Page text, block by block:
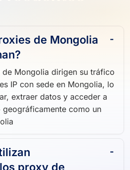
de Mongolia
Mongolia dirigen su tráfico
IP con sede en Mongolia, lo
extraer datos y acceder a
como un
proxy de